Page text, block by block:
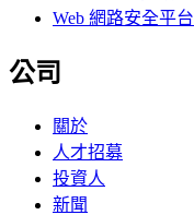
Web 網路安全平台
公司
關於
人才招募
投資人
新聞